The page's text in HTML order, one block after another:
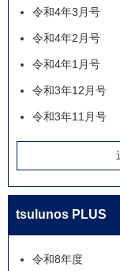
令和4年3月号
令和4年2月号
令和4年1月号
令和3年12月号
令和3年11月号
tsulunos PLUS
令和8年度